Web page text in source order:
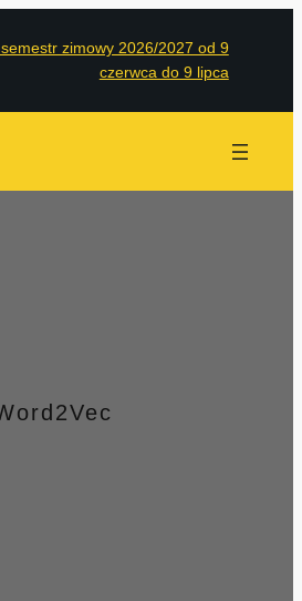
zimowy 2026/2027 od 9
czerwca do 9 lipca